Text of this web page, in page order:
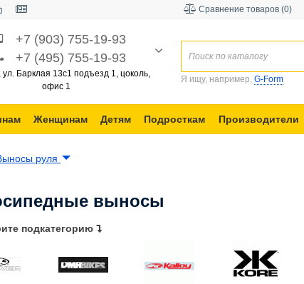
Сравнение товаров (0)
+7 (903) 755-19-93
+7 (495) 755-19-93
ул. Барклая 13с1 подъезд 1, цоколь,
офис 1
Я ищу, например, G-Form
Женщинам Детям Подросткам Производители
руля
выносы
подкатегорию